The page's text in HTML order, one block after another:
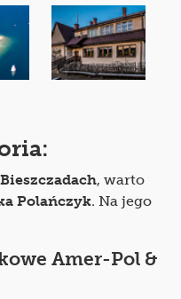
, warto
Polańczyk. Na jego
Amer-Pol &